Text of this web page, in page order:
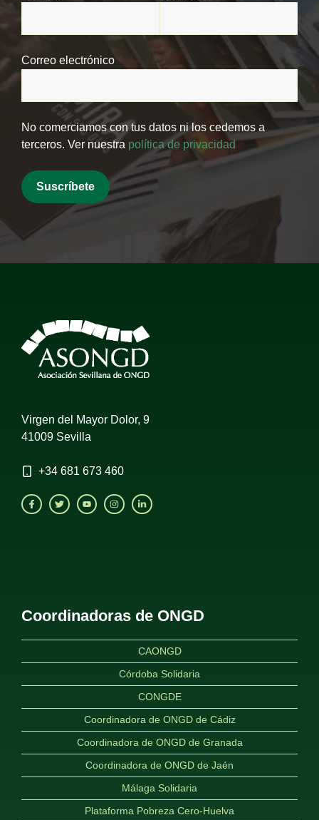
Correo electrónico
No comerciamos con tus datos ni los cedemos a
terceros. Ver nuestra política de privacidad
Virgen del Mayor Dolor, 9
41009 Sevilla
+34 681 673 460
Coordinadoras de ONGD
CAONGD
Córdoba Solidaria
CONGDE
Coordinadora de ONGD de Cádiz
Coordinadora de ONGD de Granada
Coordinadora de ONGD de Jaén
Málaga Solidaria
Plataforma Pobreza Cero-Huelva